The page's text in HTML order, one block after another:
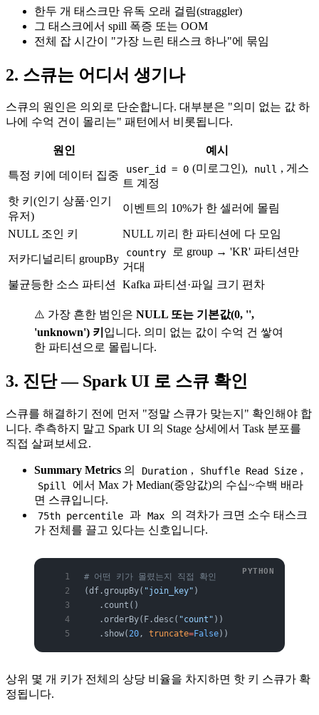
한두 개 태스크만 유독 오래 걸림(straggler)
그 태스크에서 spill 폭증 또는 OOM
전체 잡 시간이 "가장 느린 태스크 하나"에 묶임
2. 스큐는 어디서 생기나
스큐의 원인은 의외로 단순합니다. 대부분은 "의미 없는 값 하
나에 수억 건이 몰리는" 패턴에서 비롯됩니다.
원인 예시
특정 키에 데이터 집중
user_id = 0 (미로그인), null , 게스
트 계정
핫 키(인기 상품·인기
유저)
이벤트의 10%가 한 셀러에 몰림
NULL 조인 키 NULL 끼리 한 파티션에 다 모임
저카디널리티 groupBy
country
로 group → 'KR' 파티션만
거대
불균등한 소스 파티션
Kafka 파티션·파일 크기 편차
⚠️ 가장 흔한 범인은 NULL 또는 기본값(0, '',
'unknown') 키 입니다. 의미 없는 값이 수억 건 쌓여
한 파티션으로 몰립니다.
3. 진단 — Spark UI 로 스큐 확인
스큐를 해결하기 전에 먼저 "정말 스큐가 맞는지" 확인해야 합
니다. 추측하지 말고 Spark UI 의 Stage 상세에서 Task 분포를
직접 살펴보세요.
Summary Metrics 의 Duration , Shuffle Read Size ,
Spill
에서 Max 가 Median(중앙값)의 수십~수백 배라
면 스큐입니다.
75th percentile 과 Max
의 격차가 크면 소수 태스크
가 전체를 끌고 있다는 신호입니다.
# 어떤 키가 몰렸는지 직접 확인
(df.groupBy( "join_key" )
   .count()
   .orderBy(F.desc(
"count" ))
   .show(
20, truncate=False))
상위 몇 개 키가 전체의 상당 비율을 차지하면 핫 키 스큐가 확
정됩니다.